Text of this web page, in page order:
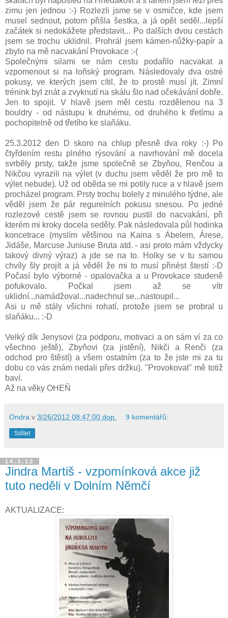
zimu jen jednou :-) Rozlezli jsme se v osmičce, kde jsem
musel sednout, potom přišla šestka, a já opět seděl...lepší
začátek si nedokážete představit... Po dalších dvou cestách
jsem se trochu uklidnil. Prohrál jsem kámen-nůžky-papír a
zbylo na mě nacvakání Provokace :-(
Společnými silami se nám cestu podařilo nacvakat a
vzpomenout si na loňský program. Následovaly dva ostré
pokusy, ve kterých jsem cítil, že to prostě musí jít. Zimní
trénink byl znát a zvyknutí na skálu šlo nad očekávání dobře.
Jen to spojit. V hlavě jsem měl cestu rozdělenou na 3
bouldry - od nástupu k druhému, od druhého k třetímu a
pochopitelně od třetího ke slaňáku.
25.3.2012 den D skoro na chlup přesně dva roky :-) Po
čtyřdením restu plného rýsování a navrhování mě docela
svrběly prsty, takže jsme společně se Zbyňou, Renčou a
Nikčou vyrazili na výlet (v duchu jsem věděl že pro mě to
výlet nebude). Už od oběda se mi potily ruce a v hlavě jsem
procházel program. Prsty trochu bolely z minulého týdne, ale
věděl jsem že pár regurelních pokusu snesou. Po jedné
rozlezové cestě jsem se rovnou pustil do nacvakání, při
kterém mi kroky docela seděly. Pak následovala půl hodinka
koncetrace (myslím většinou na Kaina s Ábelem, Árese,
Jidáše, Marcuse Juniuse Bruta atd. - asi proto mám vždycky
takový divný výraz) a jde se na to. Holky se v tu samou
chvíly šly projít a já věděl že mi to musí přinést štestí :-D
Počasí bylo výborné - opalovačka a u Provokace studeně
pofukovalo. Počkal jsem až se vítr
uklidní...namádžoval...nadechnul se...nastoupil...
Asi u mě stály všichni rohatí, protože jsem se probral u
slaňáku... :-D
Velký dík Jenysovi (za podporu, motivaci a on sám ví za co
všechno ještě), Zbyňovi (za jistění), Nikči a Renči (za
odchod pro štěstí) a všem ostatním (za to že jste mi za tu
dobu co vás znám nedali přes držku). "Provokovat" mě totiž
baví.
Až na věky OHEŇ
Ondra v 3/26/2012 08:47:00 dop. 9 komentářů:
Sdílet
14.3.12
Jindra Martiš - vzpomínková akce již
tuto neděli v Dolním Němčí
AKTUALIZACE: